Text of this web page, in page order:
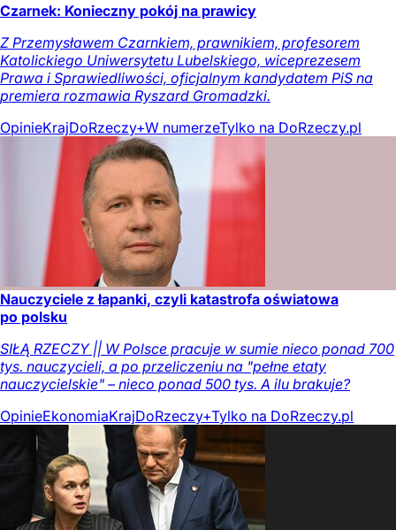
Czarnek: Konieczny pokój na prawicy
Z Przemysławem Czarnkiem, prawnikiem, profesorem
Katolickiego Uniwersytetu Lubelskiego, wiceprezesem
Prawa i Sprawiedliwości, oficjalnym kandydatem PiS na
premiera rozmawia Ryszard Gromadzki.
OpinieKrajDoRzeczy+W numerzeTylko na DoRzeczy.pl
Nauczyciele z łapanki, czyli katastrofa oświatowa
po polsku
SIŁĄ RZECZY || W Polsce pracuje w sumie nieco ponad 700
tys. nauczycieli, a po przeliczeniu na "pełne etaty
nauczycielskie" – nieco ponad 500 tys. A ilu brakuje?
OpinieEkonomiaKrajDoRzeczy+Tylko na DoRzeczy.pl